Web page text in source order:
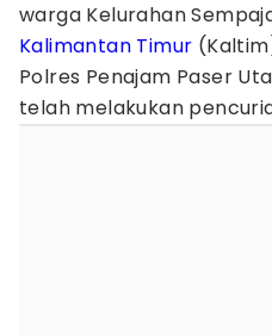
warga Kelurahan
Kalimantan Timur
Polres Penajam Paser
telah melakukan